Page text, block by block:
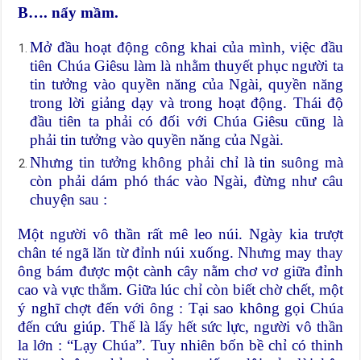
B…. nẩy mầm.
Mở đầu hoạt động công khai của mình, việc đầu
tiên Chúa Giêsu làm là nhằm thuyết phục người ta
tin tưởng vào quyền năng của Ngài, quyền năng
trong lời giảng dạy và trong hoạt động. Thái độ
đầu tiên ta phải có đối với Chúa Giêsu cũng là
phải tin tưởng vào quyền năng của Ngài.
Nhưng tin tưởng không phải chỉ là tin suông mà
còn phải dám phó thác vào Ngài, đừng như câu
chuyện sau :
Một người vô thần rất mê leo núi. Ngày kia trượt
chân té ngã lăn từ đỉnh núi xuống. Nhưng may thay
ông bám được một cành cây nằm chơ vơ giữa đỉnh
cao và vực thẳm. Giữa lúc chỉ còn biết chờ chết, một
ý nghĩ chợt đến với ông : Tại sao không gọi Chúa
đến cứu giúp. Thế là lấy hết sức lực, người vô thần
la lớn : “Lạy Chúa”. Tuy nhiên bốn bề chỉ có thinh